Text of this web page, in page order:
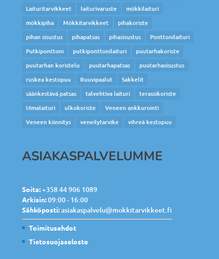
Laituritarvikkeet
laiturivaruste
mökkilaituri
mökkipiha
Mökkitarvikkeet
pihakoriste
pihan sisustus
pihapatsas pihasisustus
Ponttonilaituri
Putkiponttoni
putkiponttonilaituri
puutarhakoriste
puutarhan koristelu
puutarhapatsas
puutarhasisustus
ruskea kestopuu
Ruuvipaalut
Sakkelit
säänkestävä patsas
talvehtiva laituri
terassikoriste
Uimalaituri
ulkokoriste
Veneen ankkurointi
Veneen kiinnitys
veneilytarvike vihreä kestopuu
ASIAKASPALVELUMME
Soita:+358 44 906 1089
Arkisin:09:00 - 16:00
Sähköposti:asiakaspalvelu@mokkitarvikkeet.fi
Toimitusehdot
Tietosuojaseloste